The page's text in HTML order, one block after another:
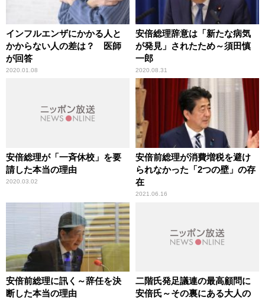
インフルエンザにかかる人と
かからない人の差は？ 医師
が回答
2020.01.08
安倍総理辞意は「新たな病気
が発見」されたため～須田慎
一郎
2020.08.31
安倍総理が「一斉休校」を要
請した本当の理由
2020.03.02
安倍前総理が消費増税を避け
られなかった「2つの壁」の存
在
2021.06.16
安倍前総理に訊く～辞任を決
断した本当の理由
二階氏発足議連の最高顧問に
安倍氏～その裏にある大人の